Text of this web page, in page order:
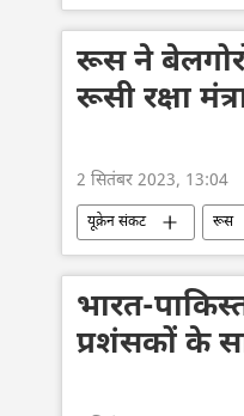
भारतीय संस्कृति
रूस ने
रूसी रक्षा
2 सितंबर 2023, 13:04
यूक्रेन संकट रूस
राष्ट्रीय सुरक्षा
वोलोडिमिर ज़ेलेंस्की
भारत-
प्रशंसकों के